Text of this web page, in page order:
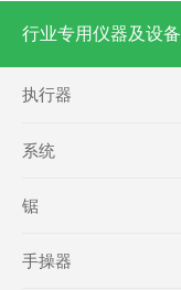
行业专用仪器及设备
执行器
系统
锯
手操器